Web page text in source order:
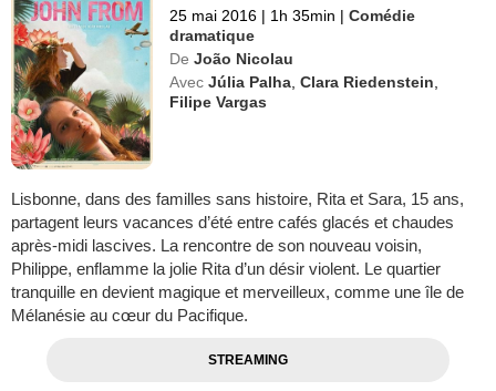
25 mai 2016 | 1h 35min | Comédie
dramatique
De João Nicolau
Avec Júlia Palha ,Clara Riedenstein
Filipe Vargas
Lisbonne, dans des familles sans histoire, Rita et Sara, 15 ans,
partagent leurs vacances d’été entre cafés glacés et chaudes
après-midi lascives. La rencontre de son nouveau voisin,
Philippe, enflamme la jolie Rita d’un désir violent. Le quartier
tranquille en devient magique et merveilleux, comme une île de
Mélanésie au cœur du Pacifique.
STREAMING